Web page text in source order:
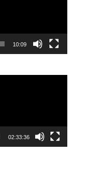
10:09
02:33:36